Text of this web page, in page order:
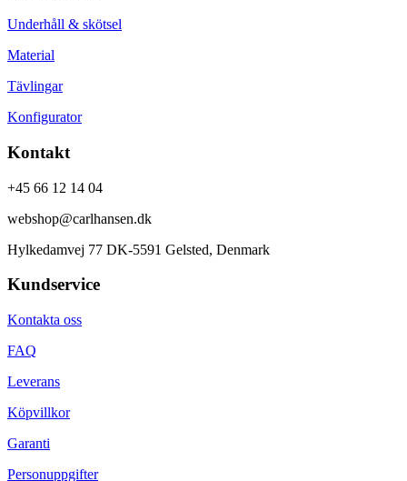
Underhåll & skötsel
Material
Tävlingar
Konfigurator
Kontakt
+45 66 12 14 04
webshop@carlhansen.dk
Hylkedamvej 77 DK-5591 Gelsted, Denmark
Kundservice
Kontakta oss
FAQ
Leverans
Köpvillkor
Garanti
Personuppgifter